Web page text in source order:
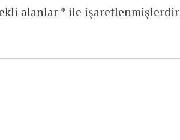
alanlar *ile işaretlenmişlerdir